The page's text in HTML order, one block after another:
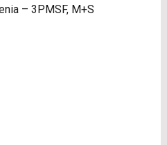
– 3PMSF, M+S